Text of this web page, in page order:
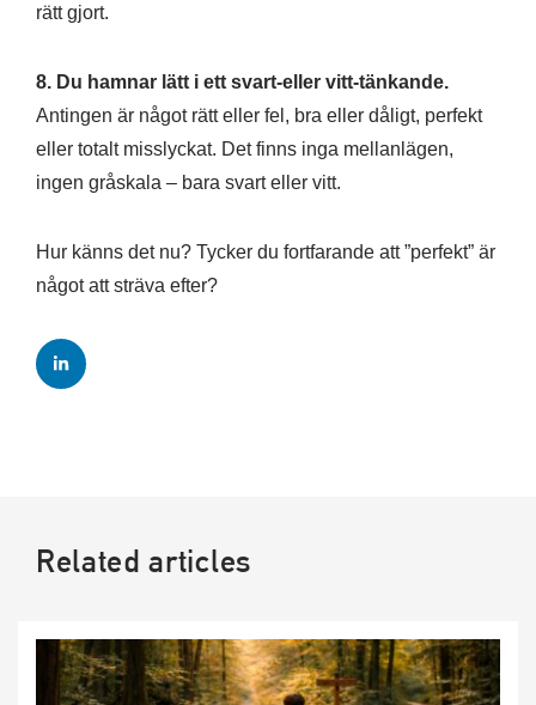
rätt gjort.
8. Du hamnar lätt i ett svart-eller vitt-tänkande.
Antingen är något rätt eller fel, bra eller dåligt, perfekt
eller totalt misslyckat. Det finns inga mellanlägen,
ingen gråskala – bara svart eller vitt.
Hur känns det nu? Tycker du fortfarande att ”perfekt” är
något att sträva efter?
Related articles